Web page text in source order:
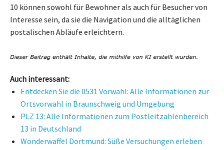
10 können sowohl für Bewohner als auch für Besucher von
Interesse sein, da sie die Navigation und die alltäglichen
postalischen Abläufe erleichtern.
Auch interessant:
Entdecken Sie die 0531 Vorwahl: Alle Informationen zur
Ortsvorwahl in Braunschweig und Umgebung
PLZ 13: Alle Informationen zum Postleitzahlenbereich
13 in Deutschland
Wonderwaffel Dortmund: Süße Versuchungen erleben